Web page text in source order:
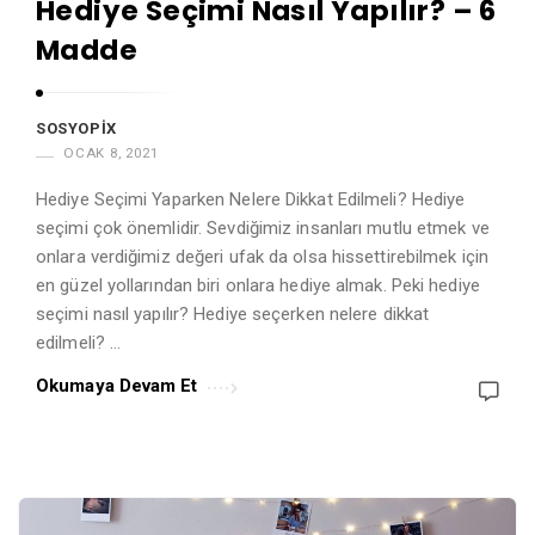
Hediye Seçimi Nasıl Yapılır? – 6
Madde
SOSYOPIX
OCAK 8, 2021
Hediye Seçimi Yaparken Nelere Dikkat Edilmeli? Hediye
seçimi çok önemlidir. Sevdiğimiz insanları mutlu etmek ve
onlara verdiğimiz değeri ufak da olsa hissettirebilmek için
en güzel yollarından biri onlara hediye almak. Peki hediye
seçimi nasıl yapılır? Hediye seçerken nelere dikkat
edilmeli? …
Okumaya Devam Et